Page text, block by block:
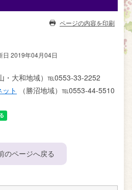
ページの内容を印刷
日 2019年04月04日
・大和地域）℡0553-33-2252
ト
（勝沼地域）℡0553-44-5510
のページへ戻る